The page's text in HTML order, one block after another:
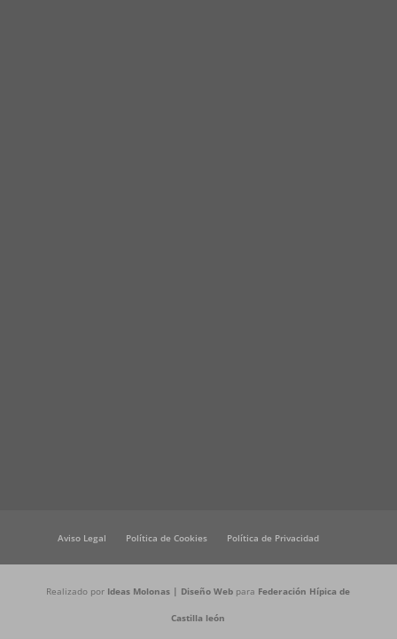
Aviso Legal Política de Cookies Política de Privacidad
Realizado por Ideas Molonas | Diseño Web para Federación Hípica de
Castilla león